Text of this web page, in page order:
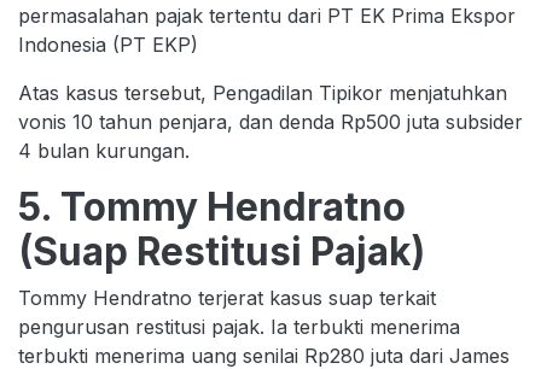
permasalahan pajak tertentu dari PT EK Prima Ekspor
Indonesia (PT EKP)
Atas kasus tersebut, Pengadilan Tipikor menjatuhkan
vonis 10 tahun penjara, dan denda Rp500 juta subsider
4 bulan kurungan.
5. Tommy Hendratno
(Suap Restitusi Pajak)
Tommy Hendratno terjerat kasus suap terkait
pengurusan restitusi pajak. Ia terbukti menerima
terbukti menerima uang senilai Rp280 juta dari James